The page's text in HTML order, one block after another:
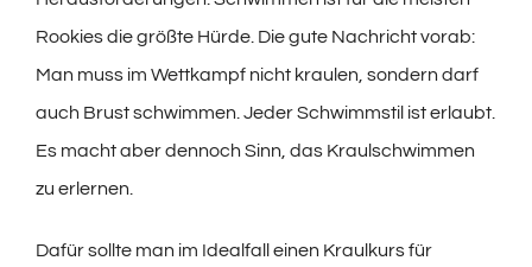
Rookies die größte Hürde. Die gute Nachricht vorab:
Man muss im Wettkampf nicht kraulen, sondern darf
auch Brust schwimmen. Jeder Schwimmstil ist erlaubt.
Es macht aber dennoch Sinn, das Kraulschwimmen
zu erlernen.
Dafür sollte man im Idealfall einen Kraulkurs für